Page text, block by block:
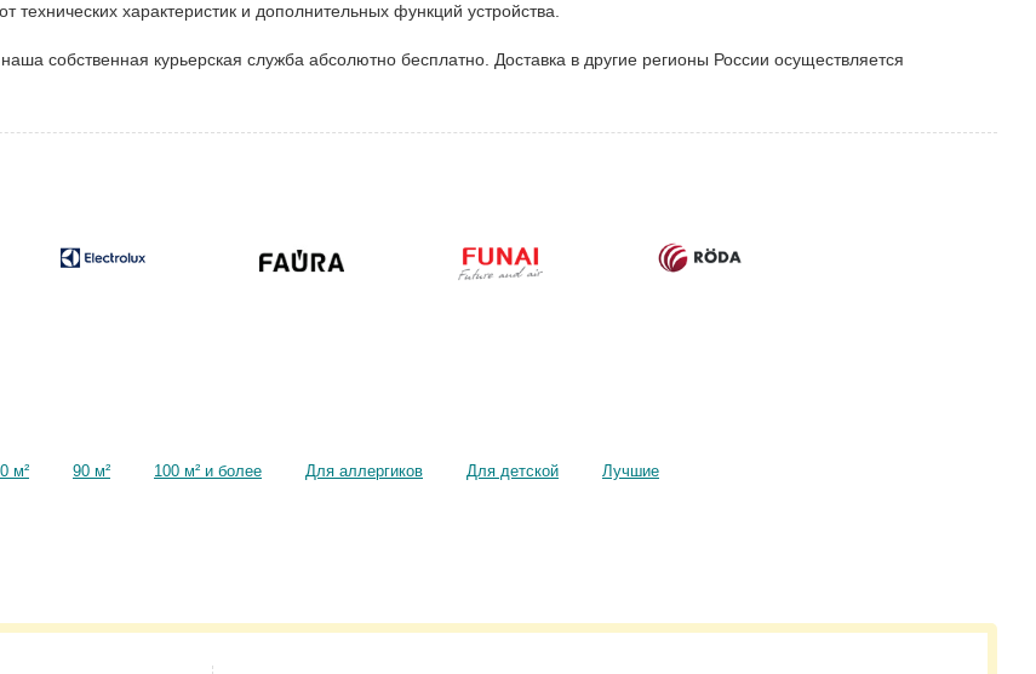
технических характеристик и дополнительных функций устройства.
собственная курьерская служба абсолютно бесплатно. Доставка в другие регионы России осуществляется
м² 90 м² 100 м² и более Для аллергиков Для детской Лучшие